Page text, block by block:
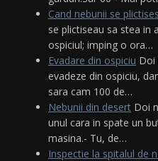
Cand nebunii se
se plictiseau sa stea in
ospiciul; imping o ora…
Evadare din ospiciu Doi
evadeze din ospiciu,
sara cam 100 de…
Nebunii din desert Doi
unul cara in spate un
masina.- Tu, de…
Inspectie la spitalul de